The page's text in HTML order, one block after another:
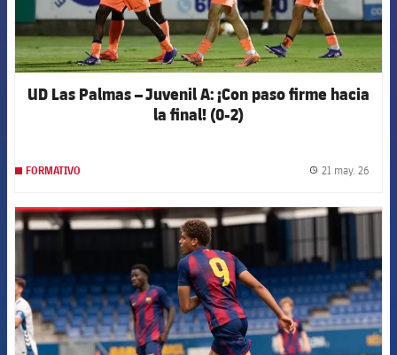
UD Las Palmas – Juvenil A: ¡Con paso firme hacia
la final! (0-2)
FORMATIVO 21 may. 26
FCB Barcelona badge